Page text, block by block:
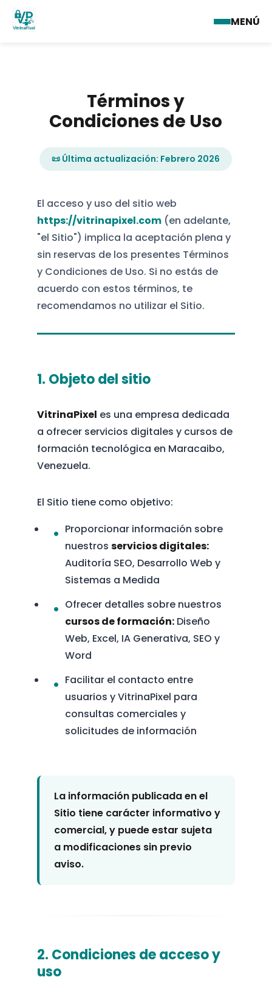
MENÚ
Términos y
Condiciones de Uso
📜 Última actualización: Febrero 2026
El acceso y uso del sitio web
https://vitrinapixel.com(en adelante,
"el Sitio") implica la aceptación plena y
sin reservas de los presentes Términos
y Condiciones de Uso. Si no estás de
acuerdo con estos términos, te
recomendamos no utilizar el Sitio.
1. Objeto del sitio
VitrinaPixel es una empresa dedicada
a ofrecer servicios digitales y cursos de
formación tecnológica en Maracaibo,
Venezuela.
El Sitio tiene como objetivo:
Proporcionar información sobre
nuestros servicios digitales:
Auditoría SEO, Desarrollo Web y
Sistemas a Medida
Ofrecer detalles sobre nuestros
cursos de formación:Diseño
Web, Excel, IA Generativa, SEO y
Word
Facilitar el contacto entre
usuarios y VitrinaPixel para
consultas comerciales y
solicitudes de información
La información publicada en el
Sitio tiene carácter informativo y
comercial, y puede estar sujeta
a modificaciones sin previo
aviso.
2. Condiciones de acceso y
uso